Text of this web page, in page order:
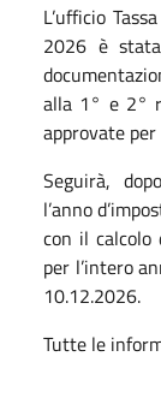
L’ufficio
2026 è
alla 1° e 2°
approvate per
Seguirà,
l’anno
con il calcolo
per l’intero
10.12.2026.
Tutte le